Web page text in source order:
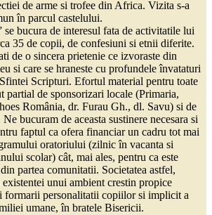
de arme si trofee din Africa. Vizita s-a
în parcul castelului.
bucura de interesul fata de activitatile lui
35 de copii, de confesiuni si etnii diferite.
de o sincera prietenie ce izvoraste din
si care se hraneste cu profundele învataturi
Scripturi. Efortul material pentru toate
partial de sponsorizari locale (Primaria,
România, dr. Furau Gh., dl. Savu) si de
bucuram de aceasta sustinere necesara si
faptul ca ofera financiar un cadru tot mai
oratoriului (zilnic în vacanta si
scolar) cât, mai ales, pentru ca este
partea comunitatii. Societatea astfel,
unui ambient crestin propice
formarii personalitatii copiilor si implicit a
umane, în bratele Bisericii.